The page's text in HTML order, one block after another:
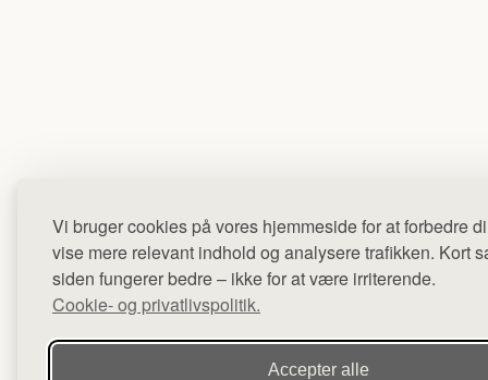
Vi bruger cookies på vores hjemmeside for at forbedre
vise mere relevant indhold og analysere trafikken. Kort
siden fungerer bedre – ikke for at være irriterende.
Cookie- og privatlivspolitik.
Accepter alle